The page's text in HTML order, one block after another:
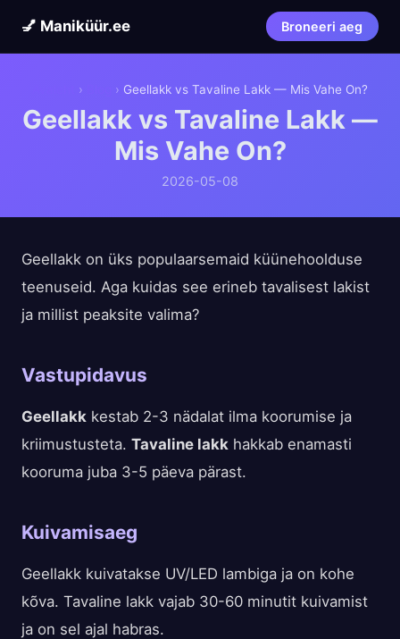
💅 Maniküür.ee Broneeri aeg
› › Geellakk vs Tavaline Lakk — Mis Vahe On?
Geellakk vs Tavaline Lakk —
Mis Vahe On?
2026-05-08
Geellakk on üks populaarsemaid küünehoolduse
teenuseid. Aga kuidas see erineb tavalisest lakist
ja millist peaksite valima?
Vastupidavus
Geellakk kestab 2-3 nädalat ilma koorumise ja
kriimustusteta. Tavaline lakk hakkab enamasti
kooruma juba 3-5 päeva pärast.
Kuivamisaeg
Geellakk kuivatakse UV/LED lambiga ja on kohe
kõva. Tavaline lakk vajab 30-60 minutit kuivamist
ja on sel ajal habras.